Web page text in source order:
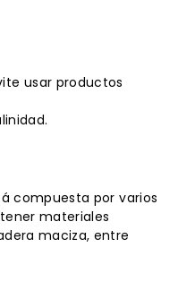
usar productos
compuesta por varios
materiales
maciza, entre